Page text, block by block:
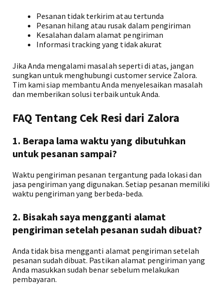
Pesanan tidak terkirim atau tertunda
Pesanan hilang atau rusak dalam pengiriman
Kesalahan dalam alamat pengiriman
Informasi tracking yang tidak akurat
Jika Anda mengalami masalah seperti di atas, jangan
sungkan untuk menghubungi customer service Zalora.
Tim kami siap membantu Anda menyelesaikan masalah
dan memberikan solusi terbaik untuk Anda.
FAQ Tentang Cek Resi dari Zalora
1. Berapa lama waktu yang dibutuhkan
untuk pesanan sampai?
Waktu pengiriman pesanan tergantung pada lokasi dan
jasa pengiriman yang digunakan. Setiap pesanan memiliki
waktu pengiriman yang berbeda-beda.
2. Bisakah saya mengganti alamat
pengiriman setelah pesanan sudah dibuat?
Anda tidak bisa mengganti alamat pengiriman setelah
pesanan sudah dibuat. Pastikan alamat pengiriman yang
Anda masukkan sudah benar sebelum melakukan
pembayaran.